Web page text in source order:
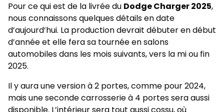
Pour ce qui est de la livrée du Dodge Charger 2025,
nous connaissons quelques détails en date
d’aujourd’hui. La production devrait débuter en début
d’année et elle fera sa tournée en salons
automobiles dans les mois suivants, vers la mi ou fin
2025.
Il y aura une version à 2 portes, comme pour 2024,
mais une seconde carrosserie à 4 portes sera aussi